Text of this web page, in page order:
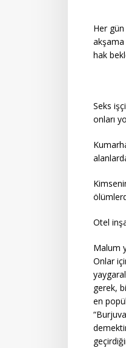
Her
hak
Seks
onları
Otel
Malum
Onlar
gerek,
en